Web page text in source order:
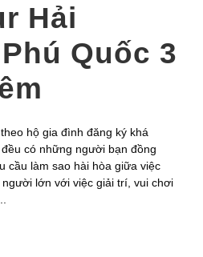
Hải
Quốc 3
hộ gia đình đăng ký khá
có những người bạn đồng
cầu làm sao hài hòa giữa việc
lớn với việc giải trí, vui chơi